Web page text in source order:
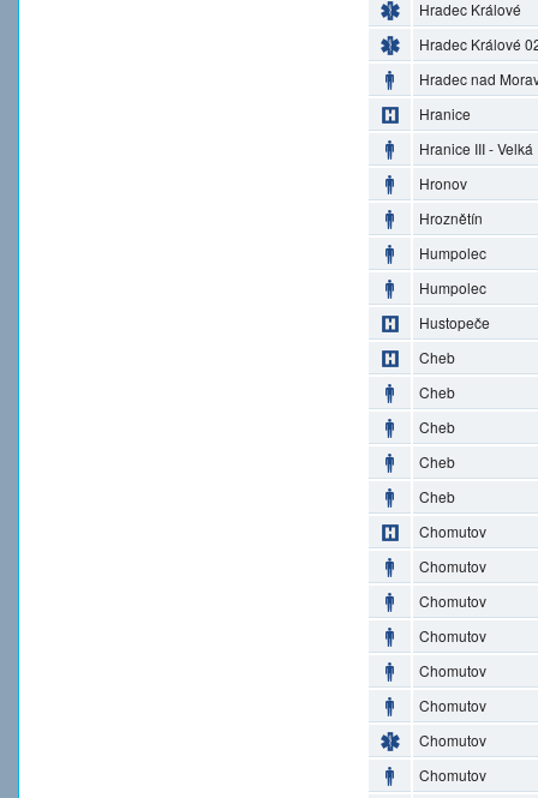
Hradec Králové
Hradec Králové
Hradec nad
Hranice
Hranice III - Velká
Hronov
Hroznětín
Humpolec
Humpolec
Hustopeče
Cheb
Cheb
Cheb
Cheb
Cheb
Chomutov
Chomutov
Chomutov
Chomutov
Chomutov
Chomutov
Chomutov
Chomutov